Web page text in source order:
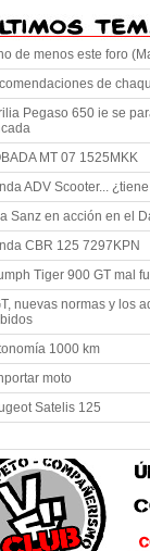
de menos este foro
de
Pegaso 650 ie se
MT 07 1525MKK
ADV Scooter...
Sanz en acción en el
CBR 125 7297KPN
Tiger 900 GT mal
nuevas normas y los
1000 km
moto
Satelis 125